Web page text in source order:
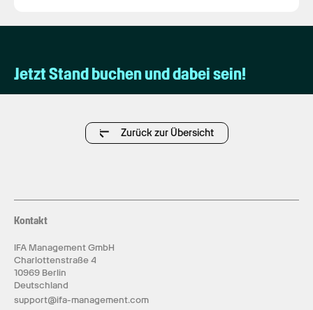
Jetzt Stand buchen und dabei sein!
Zurück zur Übersicht
Kontakt
IFA Management GmbH
Charlottenstraße 4
10969 Berlin
Deutschland
support@ifa-management.com